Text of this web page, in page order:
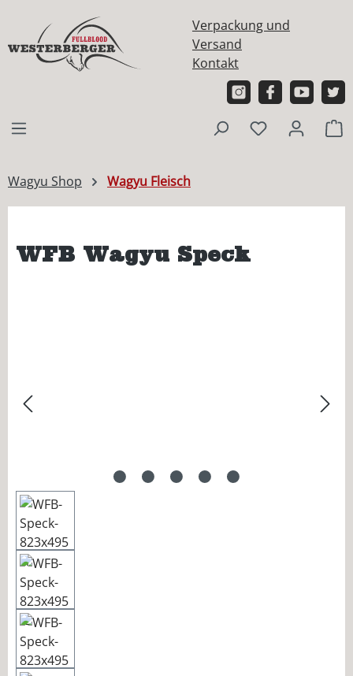
Verpackung und
Versand
Kontakt
Wagyu Shop Wagyu Fleisch
WFB Wagyu Speck